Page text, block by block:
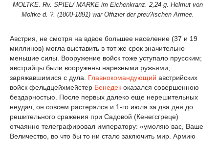
MOLTKE. Rv. SPIEL/ MARKE im Eichenkranz. 2,24 g. Helmut von
Moltke d. ?. (1800-1891) war Offizier der preu?ischen Armee.
Австрия, не смотря на вдвое большее население (37 и 19
миллинов) могла выставить в тот же срок значительно
меньшие силы. Вооружение войск тоже уступало прусским;
австрийцы были вооружены нарезными ружьями,
заряжавшимися с дула. Главнокомандующий австрийских
войск фельдцейхмейстер Бенедек оказался совершенною
бездарностью. После первых далеко еще нерешительных
неудач, он совсем растерялся и 1-го июля за два дня до
решительного сражения при Садовой (Кенегсгреце)
отчаянно телеграфировал императору: «умоляю вас, Ваше
Величество, во что бы то ни стало заключить мир. Армию